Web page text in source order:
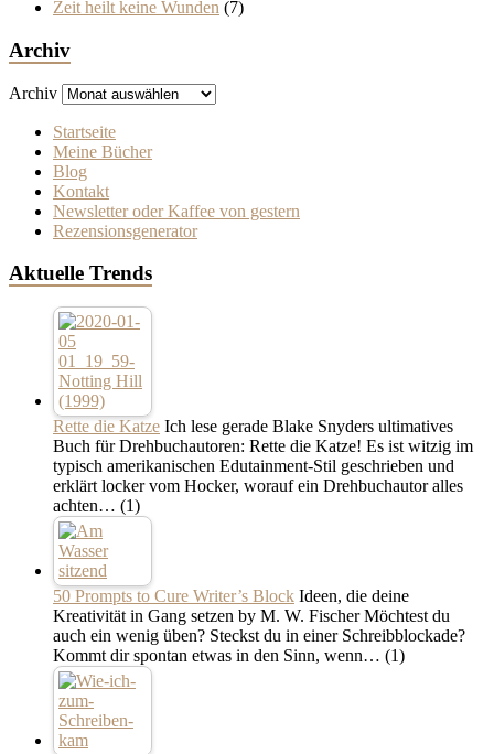
Zeit heilt keine Wunden (7)
Archiv
Archiv
Startseite
Meine Bücher
Blog
Kontakt
Newsletter oder Kaffee von gestern
Rezensionsgenerator
Aktuelle Trends
Rette die Katze Ich lese gerade Blake Snyders ultimatives
Buch für Drehbuchautoren: Rette die Katze! Es ist witzig im
typisch amerikanischen Edutainment-Stil geschrieben und
erklärt locker vom Hocker, worauf ein Drehbuchautor alles
achten… (1)
50 Prompts to Cure Writer’s Block Ideen, die deine
Kreativität in Gang setzen by M. W. Fischer Möchtest du
auch ein wenig üben? Steckst du in einer Schreibblockade?
Kommt dir spontan etwas in den Sinn, wenn… (1)